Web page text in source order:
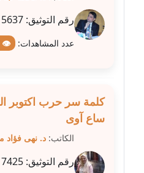
مدونة غازي جابر
عاملة
مدونة فاطمة
موقوف
مدونة فاطمة
رقم التوثيق: 5637
عدد المشاهدات: 👁 4397
كلمة سر حرب اكتوبر
ساع آوى
الكاتب: د. نهى فؤاد
رقم التوثيق: 7425